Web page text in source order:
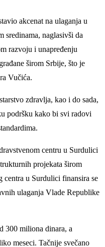
akcenat na ulaganja u
sredinama, naglasivši da
razvoju i unapređenju
širom Srbije, što je
Vučića.
zdravlja, kao i do sada,
podršku kako bi svi radovi
centru u Surdulici
projekata širom
centra u Surdulici finansira se
ulaganja Vlade Republike
300 miliona dinara, a
meseci. Tačnije svečano